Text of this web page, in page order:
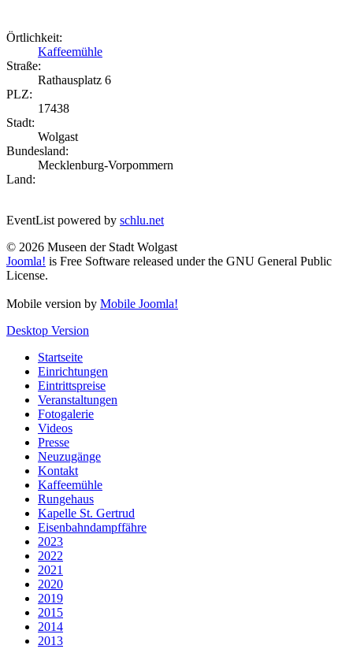
Örtlichkeit:
Kaffeemühle
Straße:
Rathausplatz 6
PLZ:
17438
Stadt:
Wolgast
Bundesland:
Mecklenburg-Vorpommern
Land:
EventList powered by schlu.net
© 2026 Museen der Stadt Wolgast
Joomla! is Free Software released under the GNU General Public
License.
Mobile version by Mobile Joomla!
Desktop Version
Startseite
Einrichtungen
Eintrittspreise
Veranstaltungen
Fotogalerie
Videos
Presse
Neuzugänge
Kontakt
Kaffeemühle
Rungehaus
Kapelle St. Gertrud
Eisenbahndampffähre
2023
2022
2021
2020
2019
2015
2014
2013